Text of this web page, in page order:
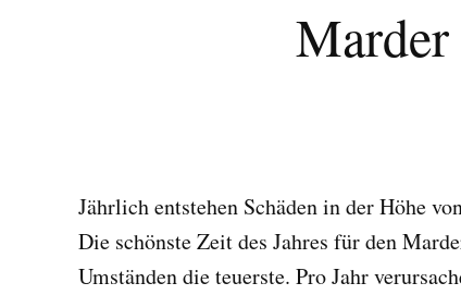
Jährlich entstehen Schäden in der Höhe
Die schönste Zeit des Jahres für den
Umständen die teuerste. Pro Jahr